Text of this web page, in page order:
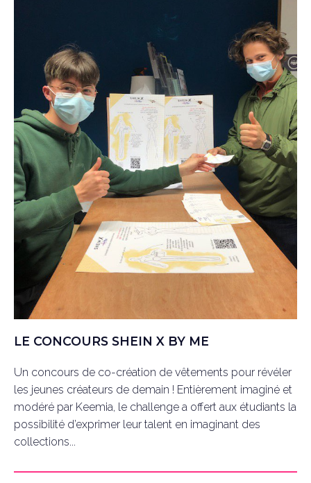
LE CONCOURS SHEIN X BY ME
Un concours de co-création de vêtements pour révéler
les jeunes créateurs de demain ! Entièrement imaginé et
modéré par Keemia, le challenge a offert aux étudiants la
possibilité d’exprimer leur talent en imaginant des
collections...